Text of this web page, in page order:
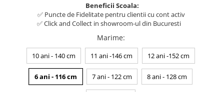
Beneficii Scoala:
✅ Puncte de Fidelitate pentru clientii cu cont activ
✅ Click and Collect in showroom-ul din Bucuresti
Marime:
10 ani - 140 cm 11 ani -146 cm 12 ani -152 cm
6 ani - 116 cm 7 ani - 122 cm 8 ani - 128 cm